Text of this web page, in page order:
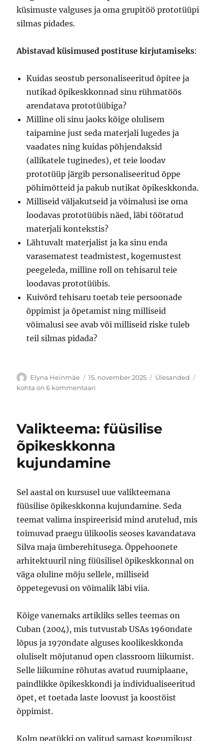
küsimuste valguses ja oma grupitöö prototüüpi
silmas pidades.
Abistavad küsimused postituse kirjutamiseks:
Kuidas seostub personaliseeritud õpitee ja
nutikad õpikeskkonnad sinu rühmatöös
arendatava prototüübiga?
Milline oli sinu jaoks kõige olulisem
taipamine just seda materjali lugedes ja
vaadates ning kuidas põhjendaksid
(allikatele tuginedes), et teie loodav
prototüüp järgib personaliseeritud õppe
põhimõtteid ja pakub nutikat õpikeskkonda.
Milliseid väljakutseid ja võimalusi ise oma
loodavas prototüübis näed, läbi töötatud
materjali kontekstis?
Lähtuvalt materjalist ja ka sinu enda
varasematest teadmistest, kogemustest
peegeleda, milline roll on tehisarul teie
loodavas prototüübis.
Kuivõrd tehisaru toetab teie persoonade
õppimist ja õpetamist ning milliseid
võimalusi see avab või milliseid riske tuleb
teil silmas pidada?
Autor
Elyna Heinmäe Postitatud
15. november 2025 Rubriigid
Ülesanded
kohta on 6 kommentaari
Valikteema: füüsilise
õpikeskkonna
kujundamine
Sel aastal on kursusel uue valikteemana
füüsilise õpikeskkonna kujundamine. Seda
teemat valima inspireerisid mind arutelud, mis
toimuvad praegu ülikoolis seoses kavandatava
Silva maja ümberehitusega. Õppehoonete
arhitektuuril ning füüsilisel õpikeskkonnal on
väga oluline mõju sellele, milliseid
õppetegevusi on võimalik läbi viia.
Kõige vanemaks artikliks selles teemas on
Cuban (2004), mis tutvustab USAs 1960ndate
lõpus ja 1970ndate alguses koolikeskkonda
oluliselt mõjutanud open classroom liikumist.
Selle liikumine rõhutas avatud ruumiplaane,
paindlikke õpikeskkondi ja individualiseeritud
õpet, et toetada laste loovust ja koostöist
õppimist.
Kolm peatükki on valitud samast kogumikust,